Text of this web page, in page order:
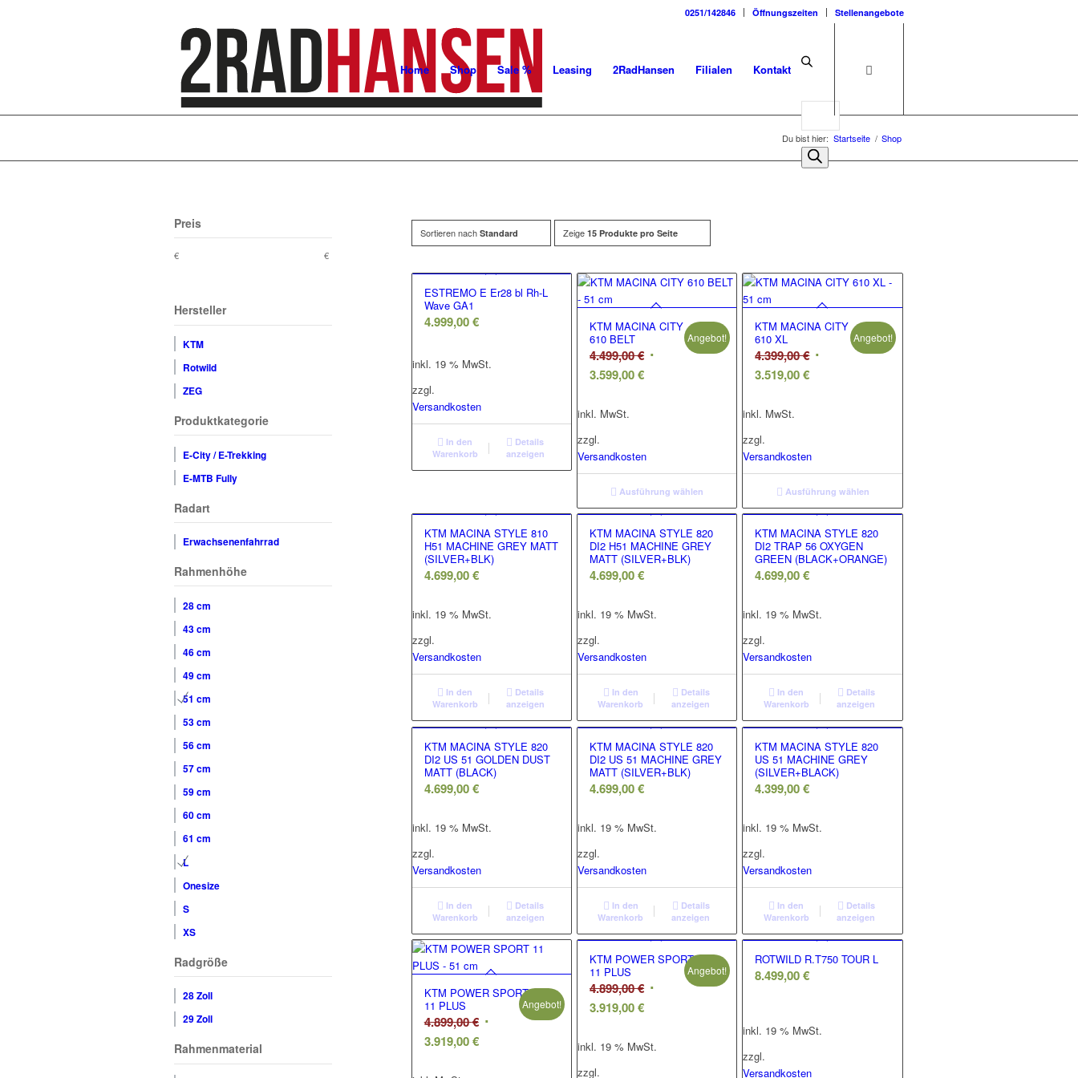
0251/142846 Öffnungszeiten Stellenangebote
Home Shop Sale % Leasing 2RadHansen Filialen Kontakt
Du bist hier: Startseite / Shop
Sortieren nach Standard Zeige 15 Produkte pro Seite
ESTREMO E Er28 bl Rh-L
Wave GA1
4.999,00€
inkl. 19 % MwSt.
zzgl.
Versandkosten
In den
Warenkorb
Details
anzeigen
KTM MACINA CITY
610 BELT
4.499,00€ Ursprünglicher
3.599,00€Aktueller
Angebot!
inkl. MwSt.
zzgl.
Versandkosten
Ausführung wählen
KTM MACINA CITY
610 XL
4.399,00€ Ursprünglicher
3.519,00€Aktueller
Angebot!
inkl. MwSt.
zzgl.
Versandkosten
Ausführung wählen
KTM MACINA STYLE 810
H51 MACHINE GREY MATT
(SILVER+BLK)
4.699,00€
inkl. 19 % MwSt.
zzgl.
Versandkosten
In den
Warenkorb
Details
anzeigen
KTM MACINA STYLE 820
DI2 H51 MACHINE GREY
MATT (SILVER+BLK)
4.699,00€
inkl. 19 % MwSt.
zzgl.
Versandkosten
In den
Warenkorb
Details
anzeigen
KTM MACINA STYLE 820
DI2 TRAP 56 OXYGEN
GREEN (BLACK+ORANGE)
4.699,00€
inkl. 19 % MwSt.
zzgl.
Versandkosten
In den
Warenkorb
Details
anzeigen
KTM MACINA STYLE 820
DI2 US 51 GOLDEN DUST
MATT (BLACK)
4.699,00€
inkl. 19 % MwSt.
zzgl.
Versandkosten
In den
Warenkorb
Details
anzeigen
KTM MACINA STYLE 820
DI2 US 51 MACHINE GREY
MATT (SILVER+BLK)
4.699,00€
inkl. 19 % MwSt.
zzgl.
Versandkosten
In den
Warenkorb
Details
anzeigen
KTM MACINA STYLE 820
US 51 MACHINE GREY
(SILVER+BLACK)
4.399,00€
inkl. 19 % MwSt.
zzgl.
Versandkosten
In den
Warenkorb
Details
anzeigen
KTM POWER SPORT
11 PLUS
4.899,00€ Ursprünglicher
3.919,00€Aktueller
Angebot!
KTM POWER SPORT
11 PLUS
4.899,00€ Ursprünglicher
4.899,00 €
3.919,00€Aktueller
ist:
Angebot!
inkl. 19 % MwSt.
zzgl.
ROTWILD R.T750 TOUR L
8.499,00€
inkl. 19 % MwSt.
zzgl.
Versandkosten
Preis
€ €
Hersteller
KTM
Rotwild
ZEG
Produktkategorie
E-City / E-Trekking
E-MTB Fully
Radart
Erwachsenenfahrrad
Rahmenhöhe
28 cm
43 cm
46 cm
49 cm
51 cm
53 cm
56 cm
57 cm
59 cm
60 cm
61 cm
L
Onesize
S
XS
Radgröße
28 Zoll
29 Zoll
Rahmenmaterial